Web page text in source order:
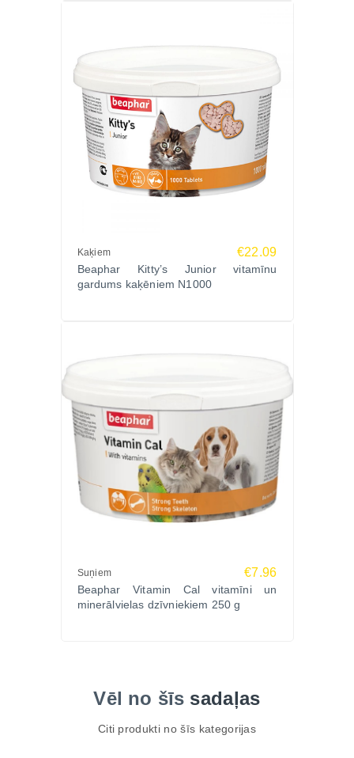
Ražotājs
mājdzīvnieku aprūpes produktu ražotājs ar vairāk
nekā 75 gadu pieredzi un augstiem kvalitātes
standartiem.
Ko saka saimnieki?
“Ļoti palīdz spalvas maiņas laikā – kaķim vairs nav
“Redzami uzlabojās gremošana un apmatojuma
kvalitāte.”
Vai var lietot ilgstoši?
Jā, piemērota regulārai profilaktiskai lietošanai.
Vai palīdz arī aizcietējuma gadījumā?
Jā, pasta veicina gremošanas trakta darbību un
apmatojuma izvadīšanu.
Ikdienas profilaksei izvēlietieslīdzekļus pret matu
kamoliem kaķiem, kas uzlabo gremošanu un
labsajūtu.
kaķim saglabāt veselīgu gremošanu un komfortu
ikdienā. Ātra piegāde visā Latvijā un veterinārārsta
konsultācija pēc nepieciešamības.
Kaķiem €22.09
Beaphar Kitty’s Junior vitamīnu
gardums kaķēniem N1000
Suņiem €7.96
Beaphar Vitamin Cal vitamīni un
minerālvielas dzīvniekiem 250 g
Vēl no šīs sadaļas
Citi produkti no šīs kategorijas